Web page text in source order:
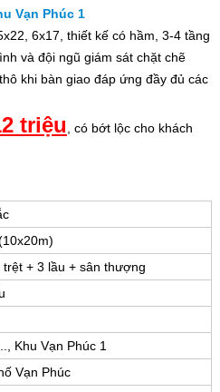
Vạn Phúc 1
6x17, thiết kế có hầm, 3-4 tầng
và đội ngũ giám sát chặt chẽ
khi bàn giao đáp ứng đầy đủ các
triệu
, có bớt lộc cho khách
trệt + 3 lầu + sân thượng
Khu Vạn Phúc 1
Vạn Phúc